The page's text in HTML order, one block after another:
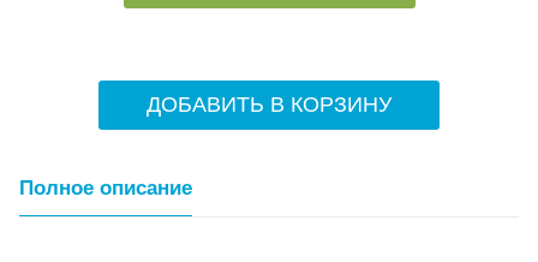
ДОБАВИТЬ В КОРЗИНУ
Полное описание